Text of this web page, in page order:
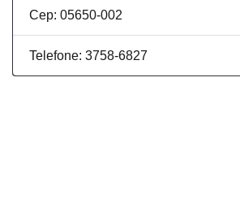
Cep: 05650-002
Telefone: 3758-6827